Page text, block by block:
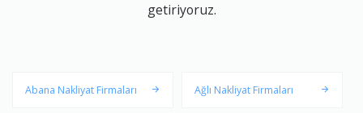
getiriyoruz.
Abana Nakliyat Firmaları Ağlı Nakliyat Firmaları